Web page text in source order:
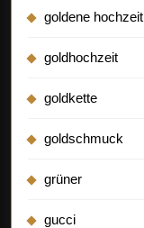
goldene hochzeit
goldhochzeit
goldkette
goldschmuck
grüner
gucci